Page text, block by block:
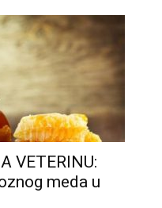
VETERINU:
meda u